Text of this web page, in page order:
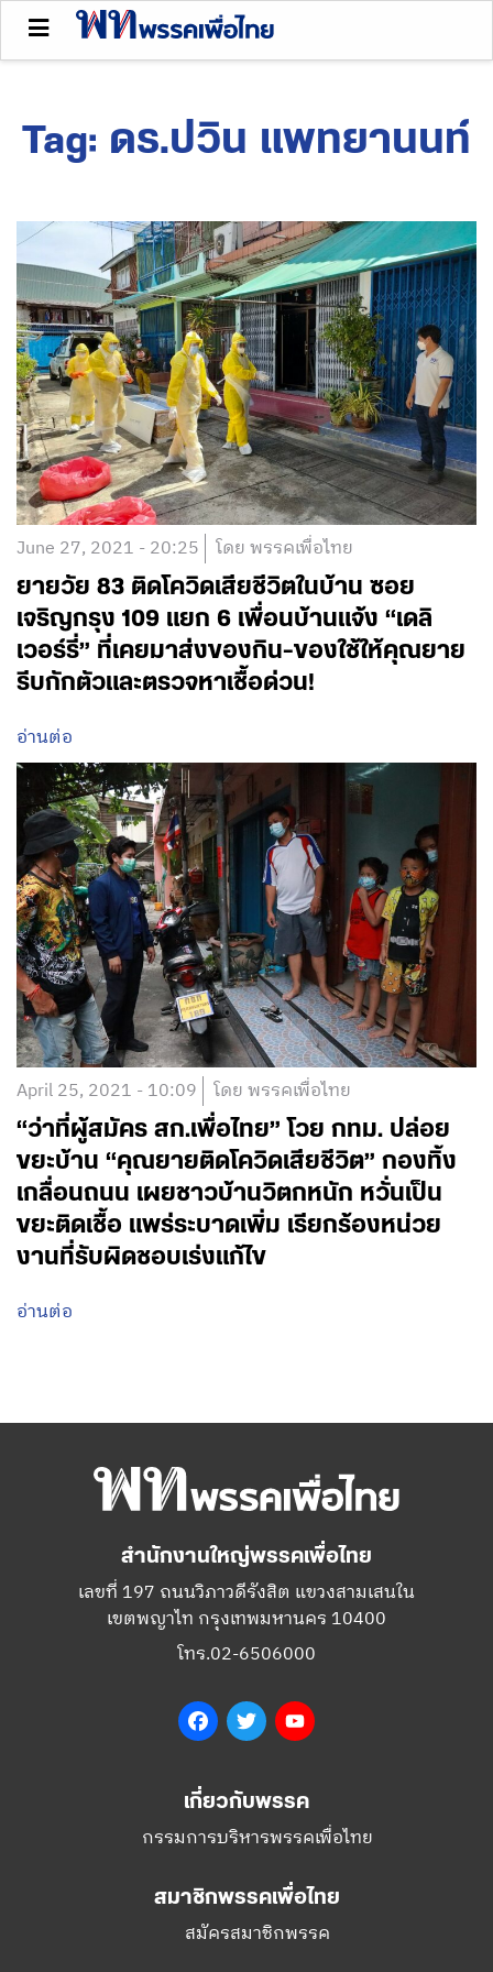
Tag: ดร.ปวิน แพทยานนท์
June 27, 2021 - 20:25 โดย พรรคเพื่อไทย
ยายวัย 83 ติดโควิดเสียชีวิตในบ้าน ซอย
เจริญกรุง 109 แยก 6 เพื่อนบ้านแจ้ง “เดลิ
เวอร์รี่” ที่เคยมาส่งของกิน-ของใช้ให้คุณยาย
รีบกักตัวและตรวจหาเชื้อด่วน!
อ่านต่อ
April 25, 2021 - 10:09 โดย พรรคเพื่อไทย
“ว่าที่ผู้สมัคร สก.เพื่อไทย” โวย กทม. ปล่อย
ขยะบ้าน “คุณยายติดโควิดเสียชีวิต” กองทิ้ง
เกลื่อนถนน เผยชาวบ้านวิตกหนัก หวั่นเป็น
ขยะติดเชื้อ แพร่ระบาดเพิ่ม เรียกร้องหน่วย
งานที่รับผิดชอบเร่งแก้ไข
อ่านต่อ
สำนักงานใหญ่พรรคเพื่อไทย
เลขที่ 197 ถนนวิภาวดีรังสิต แขวงสามเสนใน
เขตพญาไท กรุงเทพมหานคร 10400
โทร.02-6506000
FacebookTwitter
เกี่ยวกับพรรค
กรรมการบริหารพรรคเพื่อไทย
สมาชิกพรรคเพื่อไทย
สมัครสมาชิกพรรค